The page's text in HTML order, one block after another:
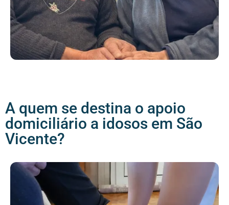
A quem se destina o apoio
domiciliário a idosos em São
Vicente?